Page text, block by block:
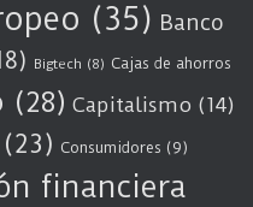
(35) Banco
Bigtech (8) Cajas de ahorros
(28) Capitalismo (14)
(23) Consumidores (9)
financiera